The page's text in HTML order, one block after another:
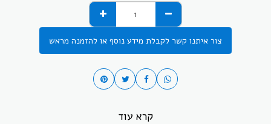
צור איתנו קשר לקבלת מידע נוסף או להזמנה מראש
קרא עוד